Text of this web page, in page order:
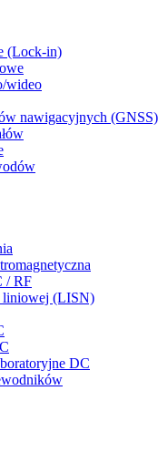
(Lock‑in)
wideo
nawigacyjnych (GNSS)
/ RF
liniowej (LISN)
DC